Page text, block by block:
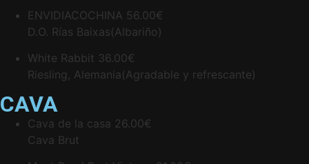
ENVIDIACOCHINA 56.00€
D.O. Rías Baixas(Albariño)
White Rabbit 36.00€
Riesling, Alemania(Agradable y refrescante)
CAVA
Cava de la casa 26.00€
Cava Brut